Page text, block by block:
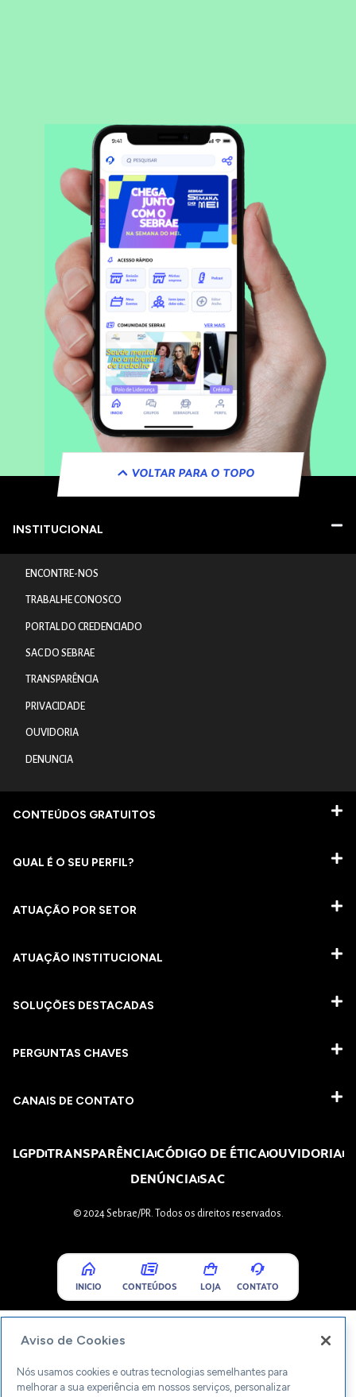
VOLTAR PARA O TOPO
INSTITUCIONAL
ENCONTRE-NOS
TRABALHE CONOSCO
PORTAL DO CREDENCIADO
SAC DO SEBRAE
TRANSPARÊNCIA
PRIVACIDADE
OUVIDORIA
DENUNCIA
CONTEÚDOS GRATUITOS
QUAL É O SEU PERFIL?
ATUAÇÃO POR SETOR
ATUAÇÃO INSTITUCIONAL
SOLUÇÕES DESTACADAS
PERGUNTAS CHAVES​
CANAIS DE CONTATO
LGPDTRANSPARÊNCIACÓDIGO DE ÉTICAOUVIDORIA
DENÚNCIASAC
© 2024 Sebrae/PR. Todos os direitos reservados.
INICIO CONTEÚDOS LOJA CONTATO
Aviso de Cookies
Nós usamos cookies e outras tecnologias semelhantes para
melhorar a sua experiência em nossos serviços, personalizar